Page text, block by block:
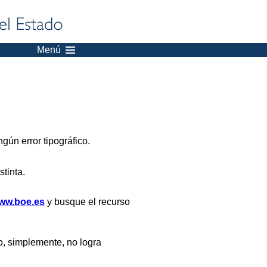
Menú
error tipográfico.
y busque el recurso
simplemente, no logra